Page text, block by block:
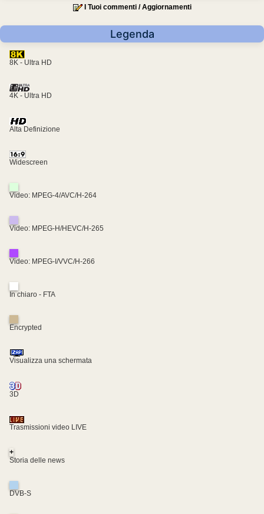
I Tuoi commenti / Aggiornamenti
Legenda
8K - Ultra HD
4K - Ultra HD
Alta Definizione
Widescreen
Video: MPEG-4/AVC/H-264
Video: MPEG-H/HEVC/H-265
Video: MPEG-I/VVC/H-266
In chiaro - FTA
Encrypted
Visualizza una schermata
3D
Trasmissioni video LIVE
+
Storia delle news
DVB-S